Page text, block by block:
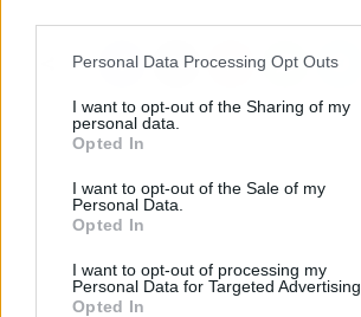
Personal Data Processing Opt Outs
I want to opt-out of the Sharing of my
personal data.
Opted In
I want to opt-out of the Sale of my
Personal Data.
Opted In
I want to opt-out of processing my
Personal Data for Targeted Advertising.
Opted In